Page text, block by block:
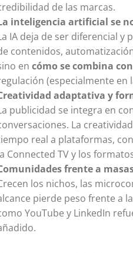
de las marcas.
inteligencia artificial se
IA deja de ser diferencial y
contenidos,
en cómo se combina
(especialmente en
adaptativa y
publicidad se integra en
La
real a plataformas,
Connected TV y los
frente a
los nichos, las
pierde peso frente a
YouTube y LinkedIn